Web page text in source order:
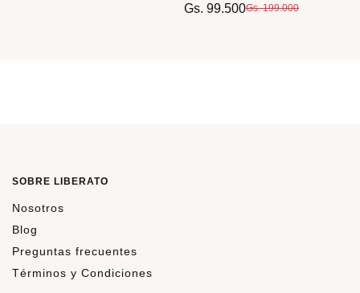
Gs. 99.500Gs. 199.000
SOBRE LIBERATO
Nosotros
Blog
Preguntas frecuentes
Términos y Condiciones